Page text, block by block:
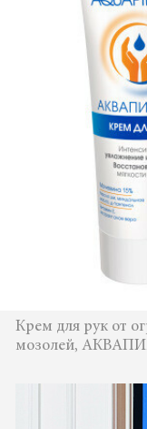
Крем для рук от
мозолей,